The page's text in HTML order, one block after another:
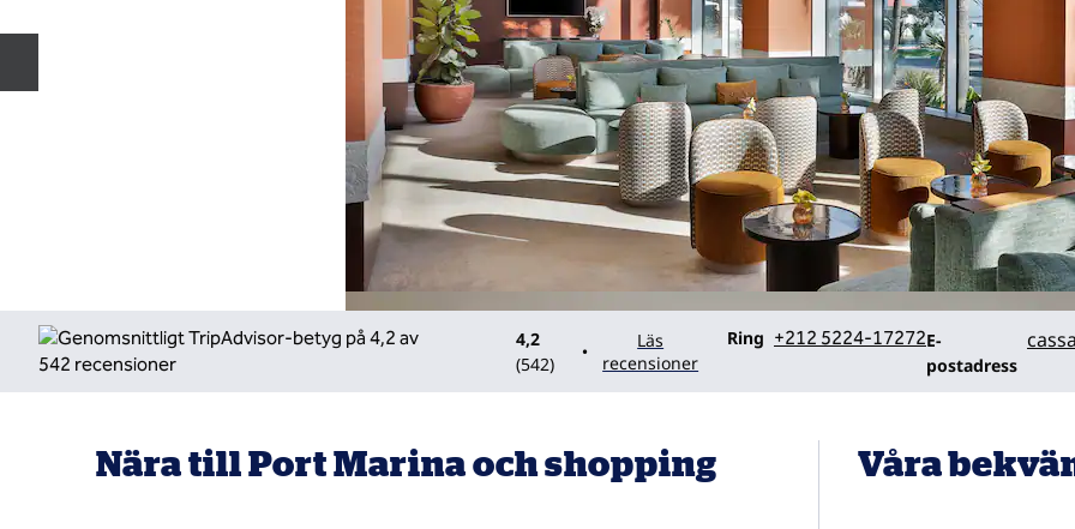
4,2
(542)
•
Läs
recensioner
Ring
Ring +212 5224-17272E-
postadress
Email
Nära till Port Marina och shopping Våra